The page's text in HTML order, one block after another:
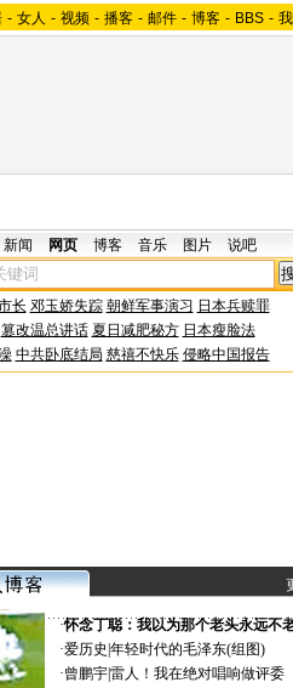
- 女人 - 视频 - 播客 - 邮件 - 博客 - BBS -
新闻 网页 博客 音乐 图片 说吧
长 邓玉娇失踪 朝鲜军事演习 日本兵赎罪
篡改温总讲话 夏日减肥秘方 日本瘦脸法
中共卧底结局 慈禧不快乐 侵略中国报告
·怀念丁聪：我以为那个老头永远不
·爱历史 年轻时代的毛泽东(组图)
·曾鹏宇|雷人！我在绝对唱响做评委